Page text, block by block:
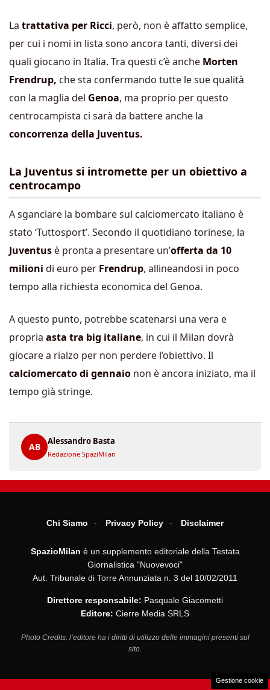
La trattativa per Ricci, però, non è affatto semplice,
per cui i nomi in lista sono ancora tanti, diversi dei
quali giocano in Italia. Tra questi c’è anche Morten
Frendrup, che sta confermando tutte le sue qualità
con la maglia del Genoa, ma proprio per questo
centrocampista ci sarà da battere anche la
concorrenza della Juventus.
La Juventus si intromette per un obiettivo a
centrocampo
A sganciare la bombare sul calciomercato italiano è
stato ‘Tuttosport’. Secondo il quotidiano torinese, la
Juventus è pronta a presentare un’offerta da 10
milioni di euro per Frendrup, allineandosi in poco
tempo alla richiesta economica del Genoa.
A questo punto, potrebbe scatenarsi una vera e
propria asta tra big italiane, in cui il Milan dovrà
giocare a rialzo per non perdere l’obiettivo. Il
calciomercato di gennaio non è ancora iniziato, ma il
tempo già stringe.
AB
Alessandro Basta
Redazione SpaziMilan
Chi Siamo Privacy Policy Disclaimer
SpazioMilan è un supplemento editoriale della Testata
Giornalistica "Nuovevoci"
Aut. Tribunale di Torre Annunziata n. 3 del 10/02/2011
Direttore responsabile: Pasquale Giacometti
Editore: Cierre Media SRLS
Photo Credits: l’editore ha i diritti di utilizzo delle immagini presenti sul
sito.
Gestione cookie